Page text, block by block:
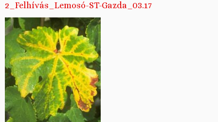
2_Felhívás_Lemosó-ST-Gazda_03.17